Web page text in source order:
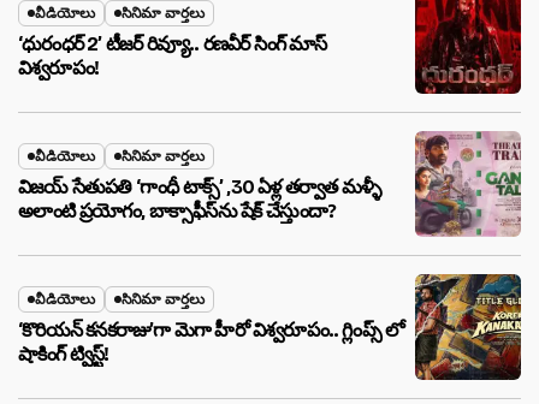
వీడియోలు సినిమా వార్తలు
‘ధురంధర్ 2’ టీజర్ రివ్యూ.. రణవీర్ సింగ్ మాస్
విశ్వరూపం!
వీడియోలు సినిమా వార్తలు
విజయ్ సేతుపతి ‘గాంధీ టాక్స్’ ,30 ఏళ్ల తర్వాత మళ్ళీ
అలాంటి ప్రయోగం, బాక్సాఫీస్‌ను షేక్ చేస్తుందా?
వీడియోలు సినిమా వార్తలు
‘కొరియన్ కనకరాజు’గా మెగా హీరో విశ్వరూపం.. గ్లింప్స్ లో
షాకింగ్ ట్విస్ట్!